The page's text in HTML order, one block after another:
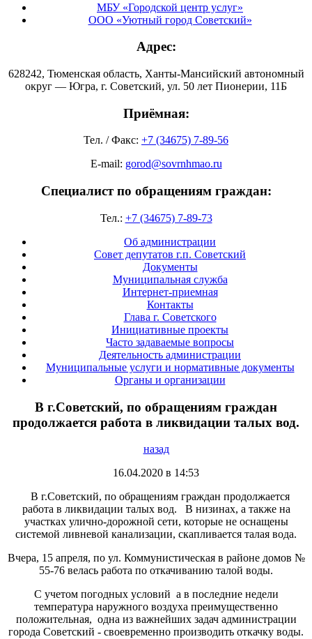
МБУ «Городской центр услуг»
ООО «Уютный город Советский»
Адрес:
628242, Тюменская область, Ханты-Мансийский автономный
округ — Югра, г. Советский, ул. 50 лет Пионерии, 11Б
Приёмная:
Тел. / Факс: +7 (34675) 7-89-56
E-mail: gorod@sovrnhmao.ru
Специалист по обращениям граждан:
Тел.: +7 (34675) 7-89-73
Об администрации
Совет депутатов г.п. Советский
Документы
Муниципальная служба
Интернет-приемная
Контакты
Глава г. Советского
Инициативные проекты
Часто задаваемые вопросы
Деятельность администрации
Муниципальные услуги и нормативные документы
Органы и организации
В г.Советский, по обращениям граждан
продолжается работа в ликвидации талых вод.
назад
16.04.2020 в 14:53
В г.Советский, по обращениям граждан продолжается
работа в ликвидации талых вод. В низинах, а также на
участках улично-дорожной сети, которые не оснащены
системой ливневой канализации, скапливается талая вода.
Вчера, 15 апреля, по ул. Коммунистическая в районе домов №
55-76 велась работа по откачиванию талой воды.
С учетом погодных условий а в последние недели
температура наружного воздуха преимущественно
положительная, одна из важнейших задач администрации
города Советский - своевременно производить откачку воды.